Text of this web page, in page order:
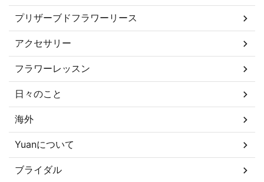
プリザーブドフラワーリース
アクセサリー
フラワーレッスン
日々のこと
海外
Yuanについて
ブライダル